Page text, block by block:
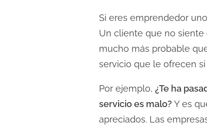
e
m
e
Si eres emprendedor
Un cliente que no
mucho más probable
servicio que le ofrecen
Por ejemplo, ¿Te ha
servicio es malo? Y es
apreciados. Las